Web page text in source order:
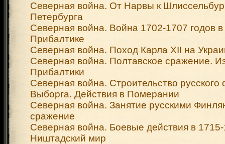
Северная война. От Нарвы к
Петербурга
Северная война. Война 1702-1707 годов
Прибалтике
Северная война. Поход Карла XII на
Северная война. Полтавское сражение.
Прибалтики
Северная война. Строительство русского
Выборга. Действия в Померании
Северная война. Занятие русскими
сражение
Северная война. Боевые действия в 1715-
Ништадский мир